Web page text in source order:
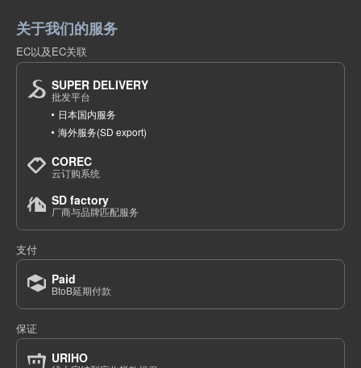
关于我们的服务
EC以及EC关联
SUPER DELIVERY
批发平台
日本国内服务
海外服务(SD export)
COREC
云订购系统
SD factory
厂商与品牌匹配服务
支付
Paid
BtoB延期付款
保证
URIHO